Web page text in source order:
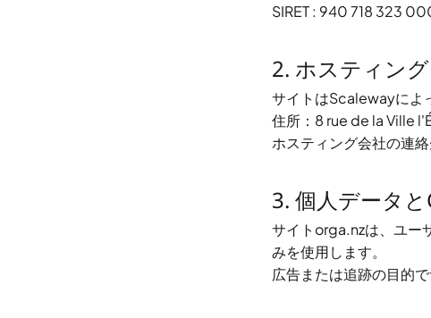
SIRET : 940 718 323
2. ホスティング
サイトはScalewayによ
住所：8 rue de la Ville
ホスティング会社の連絡
3. 個人データ
サイト orga.nzは、ユー
みを使用します。
広告または追跡の目的